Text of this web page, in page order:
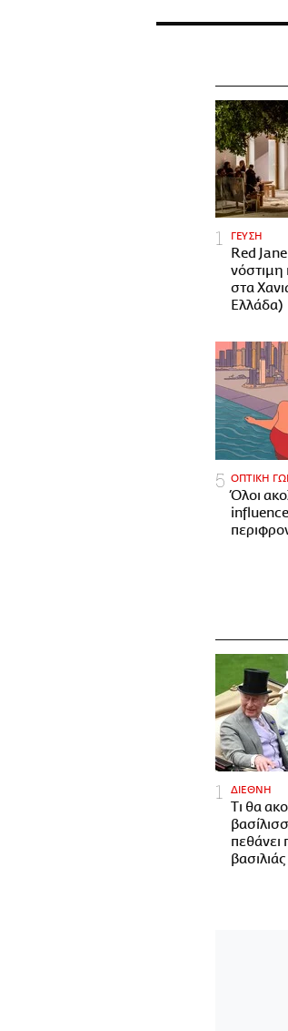
ΓΕΥΣΗ
Red
νόστιμη
στα
Ελλάδα)
ΟΠΤΙΚΗ
Όλοι
ΔΙΕΘΝΗ
Τι θα
πεθάνει